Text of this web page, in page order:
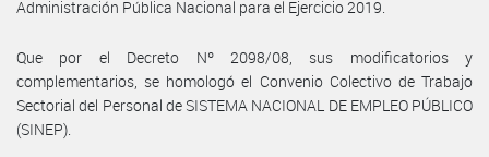
Administración Pública Nacional para el Ejercicio 2019.
Que por el Decreto Nº 2098/08, sus modificatorios y
complementarios, se homologó el Convenio Colectivo de Trabajo
Sectorial del Personal de SISTEMA NACIONAL DE EMPLEO PÚBLICO
(SINEP).